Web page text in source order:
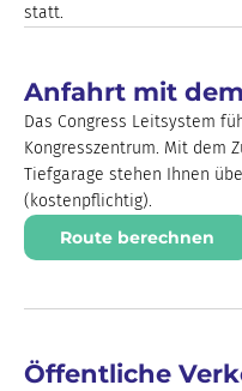
statt.
Anfahrt mit
Das Congress Leitsystem
Kongresszentrum. Mit dem
Tiefgarage stehen Ihnen
(kostenpflichtig).
Route berechnen
Öffentliche